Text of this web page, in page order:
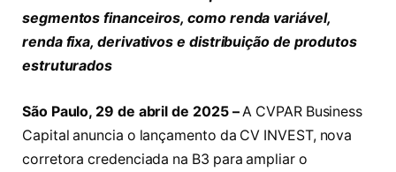
segmentos financeiros, como renda variável,
renda fixa, derivativos e distribuição de produtos
estruturados
São Paulo, 29 de abril de 2025 –A CVPAR Business
Capital anuncia o lançamento da CV INVEST, nova
corretora credenciada na B3 para ampliar o